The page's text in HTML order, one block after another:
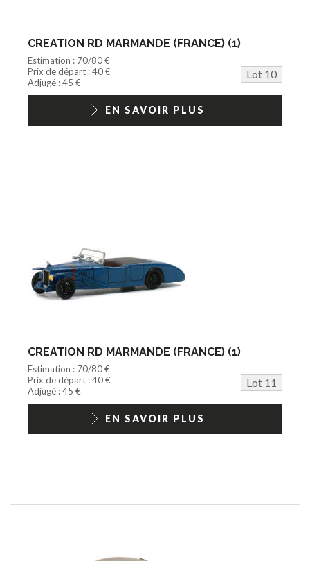
CREATION RD MARMANDE (FRANCE) (1)
Estimation : 70/80 €
Prix de départ : 40 €
Lot 10
Adjugé : 45 €
EN SAVOIR PLUS
CREATION RD MARMANDE (FRANCE) (1)
Estimation : 70/80 €
Prix de départ : 40 €
Lot 11
Adjugé : 45 €
EN SAVOIR PLUS